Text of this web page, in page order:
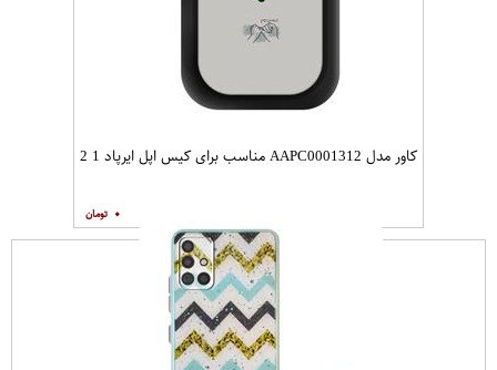
کاور مدل AAPC0001312 مناسب برای کیس اپل ایرپاد 1 2
۰